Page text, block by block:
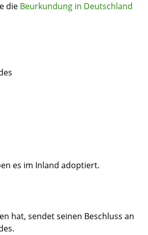
die Beurkundung in Deutschland
es im Inland adoptiert.
hat, sendet seinen Beschluss an